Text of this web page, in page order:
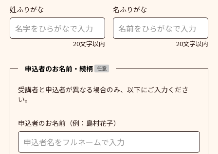
姓ふりがな
20文字以内
名ふりがな
20文字以内
申込者のお名前・続柄 任意
受講者と申込者が異なる場合のみ、以下にご入力くださ
い。
申込者のお名前 （例：島村花子）